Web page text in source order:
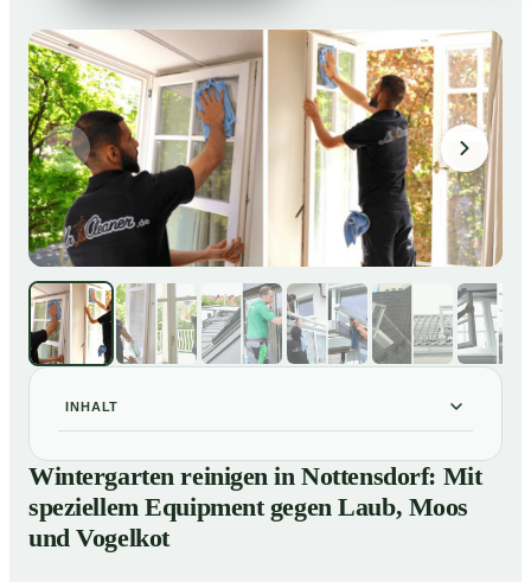
INHALT
Wintergarten reinigen in Nottensdorf: Mit speziellem
Equipment gegen Laub, Moos und Vogelkot
02 So läuft eine professionelle Reinigung eines
Wintergarten in Nottensdorf ab
Wintergarten reinigen in Nottensdorf: Mit
speziellem Equipment gegen Laub, Moos
und Vogelkot